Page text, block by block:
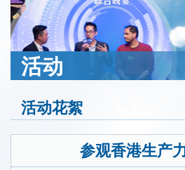
活动
活动花絮
参观香港生产